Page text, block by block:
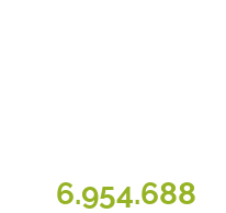
6.954.688